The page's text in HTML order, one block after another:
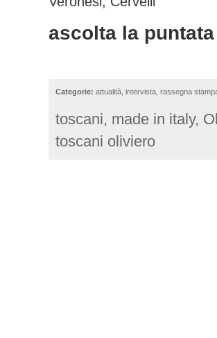
ascolta la puntata
Categorie: attualità intervista rassegna
toscani, made in italy,
toscani oliviero